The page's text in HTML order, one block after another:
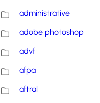
administrative
adobe photoshop
advf
afpa
aftral